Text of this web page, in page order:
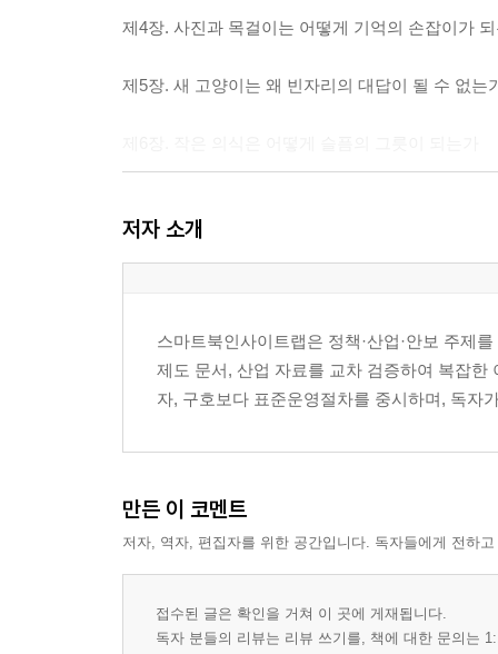
제4장. 사진과 목걸이는 어떻게 기억의 손잡이가
제5장. 새 고양이는 왜 빈자리의 대답이 될 수 없는
제8장. 남은 존재들의 시간은 서로 다르게 흐른다
에필로그. 조용해진 집에도 이름은 남는다
저자 소개
스마트북인사이트랩은 정책·산업·안보 주제
제도 문서, 산업 자료를 교차 검증하여 복잡
자, 구호보다 표준운영절차를 중시하며, 독자
만든 이 코멘트
저자, 역자, 편집자를 위한 공간입니다. 독자들에게 전하
접수된 글은 확인을 거쳐 이 곳에 게재됩니다.
독자 분들의 리뷰는 리뷰 쓰기를, 책에 대한 문의는